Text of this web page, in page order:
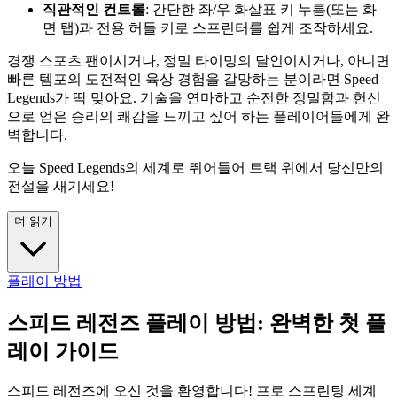
직관적인 컨트롤: 간단한 좌/우 화살표 키 누름(또는 화
면 탭)과 전용 허들 키로 스프린터를 쉽게 조작하세요.
경쟁 스포츠 팬이시거나, 정밀 타이밍의 달인이시거나, 아니면
빠른 템포의 도전적인 육상 경험을 갈망하는 분이라면 Speed
Legends가 딱 맞아요. 기술을 연마하고 순전한 정밀함과 헌신
으로 얻은 승리의 쾌감을 느끼고 싶어 하는 플레이어들에게 완
벽합니다.
오늘 Speed Legends의 세계로 뛰어들어 트랙 위에서 당신만의
전설을 새기세요!
더 읽기
플레이 방법
스피드 레전즈 플레이 방법: 완벽한 첫 플
레이 가이드
스피드 레전즈에 오신 것을 환영합니다! 프로 스프린팅 세계